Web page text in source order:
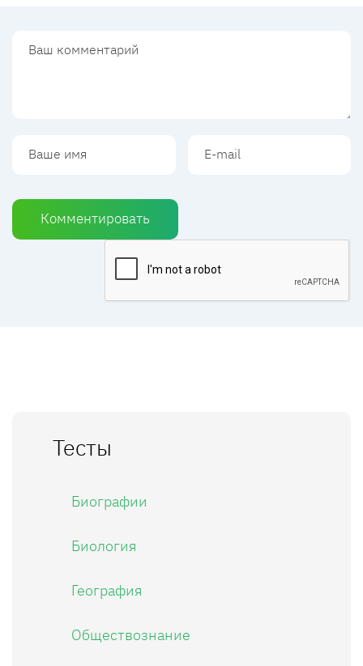
Комментировать
Тесты
Биографии
Биология
География
Обществознание